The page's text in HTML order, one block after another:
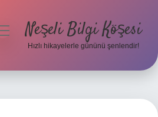
Neşeli Bilgi Köşesi
Hızlı hikayelerle gününü şenlendir!